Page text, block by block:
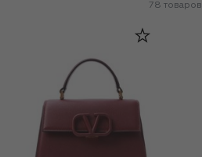
78 товаров